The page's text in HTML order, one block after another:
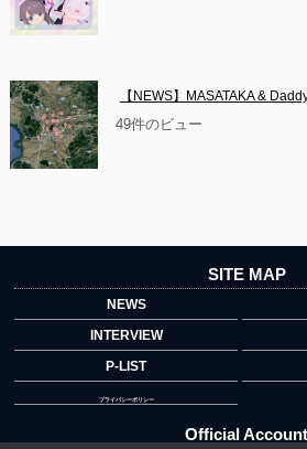
【NEWS】MASATAKA &
49件のビュー
SITE MAP
NEWS
INTERVIEW
P-LIST
プライバシーポリシー
Official Account